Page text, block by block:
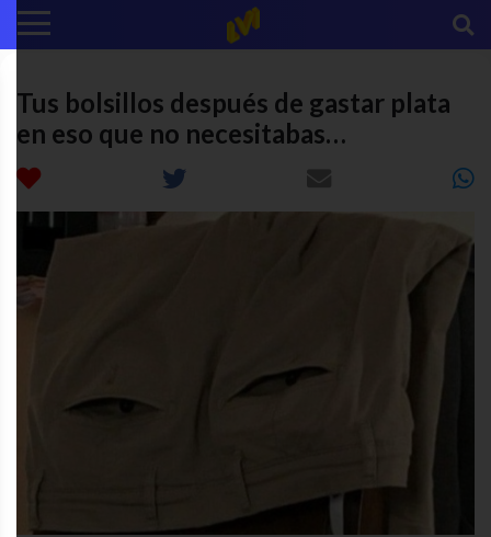
Tus bolsillos después de gastar plata
en eso que no necesitabas…